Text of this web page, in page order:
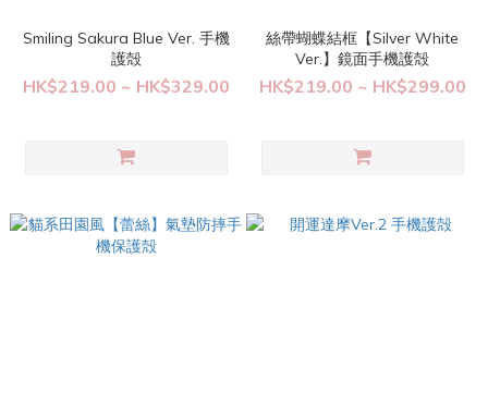
Smiling Sakura Blue Ver. 手機
護殻
HK$219.00 ~ HK$329.00
絲帶蝴蝶結框【Silver White
Ver.】鏡面手機護殻
HK$219.00 ~ HK$299.00